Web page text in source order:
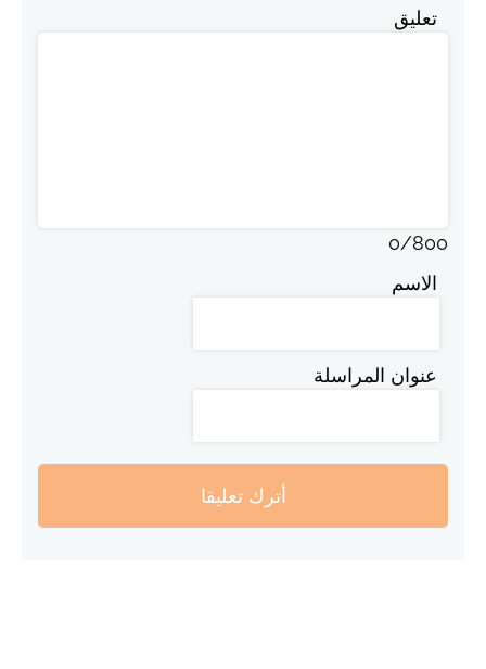
تعليق
0/800
الاسم
عنوان المراسلة
أترك تعليقا